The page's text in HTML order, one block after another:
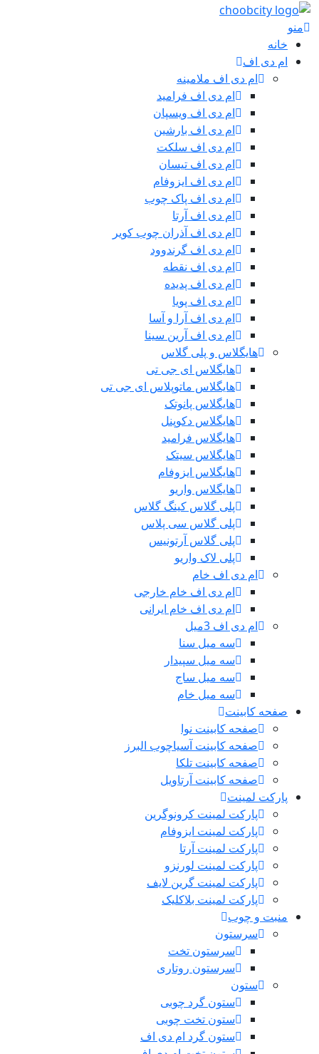
منو
خانه
ام دی اف
ام دی اف ملامینه
ام دی اف فرامید
ام دی اف ویسپان
ام دی اف بارشین
ام دی اف سلکت
ام دی اف تیسان
ام دی اف ایزوفام
ام دی اف پاک چوب
ام دی اف آرتا
ام دی اف آذران چوب کویر
ام دی اف گرندوود
ام دی اف نقطه
ام دی اف پدیده
ام دی اف پویا
ام دی اف آرا و آسا
ام دی اف آرین سینا
هایگلاس و پلی گلاس
هایگلاس ای جی تی
هایگلاس ماتوپلاس ای جی تی
هایگلاس پانوتک
هایگلاس دکوپنل
هایگلاس فرامید
هایگلاس سیتک
هایگلاس ایزوفام
هایگلاس واریو
پلی گلاس کینگ گلاس
پلی گلاس سی پلاس
پلی گلاس آرتونیس
پلی لاک واریو
ام دی اف خام
ام دی اف خام خارجی
ام دی اف خام ایرانی
ام دی اف 3میل
سه میل سنا
سه میل سپیدار
سه میل ساج
سه میل خام
صفحه کابینت
صفحه کابینت نوا
صفحه کابینت آسیاچوب البرز
صفحه کابینت تلکا
صفحه کابینت آرتاویل
پارکت لمینت
پارکت لمینت کرونوگرین
پارکت لمینت ایزوفام
پارکت لمینت آرتا
پارکت لمینت لورنزو
پارکت لمینت گرین لایف
پارکت لمینت بلاکلیک
منبت و چوب
سرستون
سرستون تخت
سرستون روتاری
ستون
ستون گرد چوبی
ستون تخت چوبی
ستون گرد ام دی اف